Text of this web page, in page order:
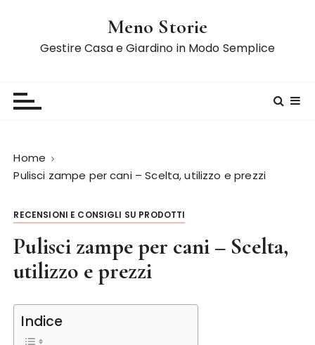
Meno Storie
Gestire Casa e Giardino in Modo Semplice
Home
Pulisci zampe per cani – Scelta, utilizzo e prezzi
RECENSIONI E CONSIGLI SU PRODOTTI
Pulisci zampe per cani – Scelta,
utilizzo e prezzi
Indice